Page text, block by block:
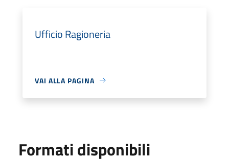
Ufficio Ragioneria
VAI ALLA PAGINA
Formati disponibili